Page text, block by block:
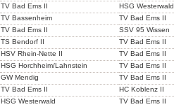
TV Bad Ems II HSG Westerwald
TV Bassenheim TV Bad Ems II
TV Bad Ems II SSV 95 Wissen
TS Bendorf II TV Bad Ems II
HSV Rhein-Nette II TV Bad Ems II
HSG Horchheim/Lahnstein TV Bad Ems II
GW Mendig TV Bad Ems II
TV Bad Ems II HC Koblenz II
HSG Westerwald TV Bad Ems II